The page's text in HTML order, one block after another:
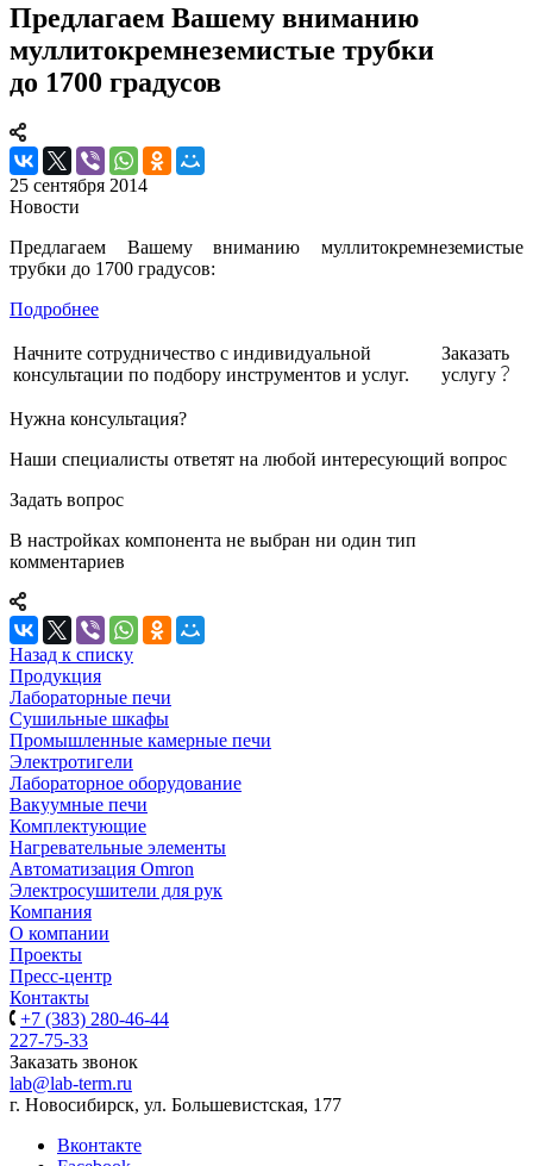
Предлагаем Вашему вниманию
муллитокремнеземистые трубки
до 1700 градусов
25 сентября 2014
Новости
Предлагаем Вашему вниманию муллитокремнеземистые
трубки до 1700 градусов:
Подробнее
Начните сотрудничество с индивидуальной
консультации по подбору инструментов и услуг.
Заказать
услугу
Нужна консультация?
Наши специалисты ответят на любой интересующий вопрос
Задать вопрос
В настройках компонента не выбран ни один тип
комментариев
Назад к списку
Продукция
Лабораторные печи
Сушильные шкафы
Промышленные камерные печи
Электротигели
Лабораторное оборудование
Вакуумные печи
Комплектующие
Нагревательные элементы
Автоматизация Omron
Электросушители для рук
Компания
О компании
Проекты
Пресс-центр
Контакты
+7 (383) 280-46-44
227-75-33
Заказать звонок
lab@lab-term.ru
г. Новосибирск, ул. Большевистская, 177
Вконтакте